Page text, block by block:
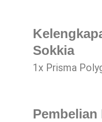
Sokkia
1x Prisma